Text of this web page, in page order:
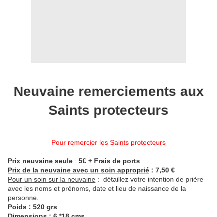
Neuvaine remerciements aux
Saints protecteurs
Pour remercier les Saints protecteurs
Prix neuvaine seule : 5€ + Frais de ports
Prix de la neuvaine avec un soin approprié : 7,50 €
Pour un soin sur la neuvaine : détaillez votre intention de prière
avec les noms et prénoms, date et lieu de naissance de la
personne.
Poids : 520 grs